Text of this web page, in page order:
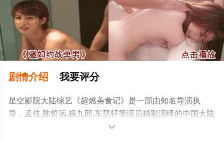
剧情介绍 我要评分
星空影院大陆综艺《超燃美食记》是一部由知名导演执
导，孟佳,陈哲远,杨九郎,车慧轩等演员精彩演绎的中国大陆
综艺，手机免费在线观看高清未删减完整版综艺节目就上
